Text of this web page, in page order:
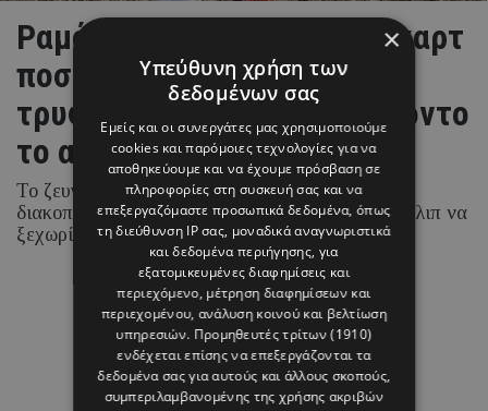
Ραμόνα & Τορναρίτης: Οι «καρτ
ποστάλ» από το Ιόνιο και το
τρυφερό στιγμιότυπο με φόντο
το απέραντο γαλάζιο
Το ζευγάρι απολαμβάνει τις καλοκαιρινές του
διακοπές στα νησιά του Ιονίου, με τη Ραμόνα Φίλιπ να
ξεχωρίζει για τα chic beach και resort looks της.
07 ΑΥΓΟΥΣΤΟΥ 26 - 15:45
Μαρία Καραμάνου
×
Υπεύθυνη χρήση των
δεδομένων σας
Εμείς και οι συνεργάτες μας χρησιμοποιούμε
cookies και παρόμοιες τεχνολογίες για να
αποθηκεύουμε και να έχουμε πρόσβαση σε
πληροφορίες στη συσκευή σας και να
επεξεργαζόμαστε προσωπικά δεδομένα, όπως
τη διεύθυνση IP σας, μοναδικά αναγνωριστικά
και δεδομένα περιήγησης, για
εξατομικευμένες διαφημίσεις και
περιεχόμενο, μέτρηση διαφημίσεων και
περιεχομένου, ανάλυση κοινού και βελτίωση
υπηρεσιών. Προμηθευτές τρίτων (1910)
ενδέχεται επίσης να επεξεργάζονται τα
δεδομένα σας για αυτούς και άλλους σκοπούς,
συμπεριλαμβανομένης της χρήσης ακριβών